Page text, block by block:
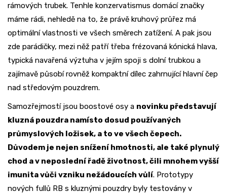
rámových trubek. Tenhle konzervatismus domácí značky
máme rádi, nehledě na to, že právě kruhový průřez má
optimální vlastnosti ve všech směrech zatížení. A pak jsou
zde parádičky, mezi něž patří třeba frézovaná kónická hlava,
typická navařená výztuha v jejím spoji s dolní trubkou a
zajímavě působí rovněž kompaktní dílec zahrnující hlavní čep
nad středovým pouzdrem.
Samozřejmostí jsou boostové osy a novinku představují
kluzná pouzdra namísto dosud používaných
průmyslových ložisek, a to ve všech čepech.
Důvodem je nejen snížení hmotnosti, ale také plynulý
chod a v neposlední řadě životnost, čili mnohem vyšší
imunita vůči vzniku nežádoucích vůlí. Prototypy
nových fullů RB s kluznými pouzdry byly testovány v